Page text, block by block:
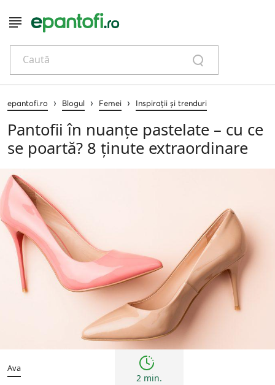
Caută
epantofi.ro › Blogul › Femei › Inspirații și trenduri
Pantofii în nuanțe pastelate – cu ce
se poartă? 8 ținute extraordinare
Femei Inspirații și trenduri
Ava
2 min.